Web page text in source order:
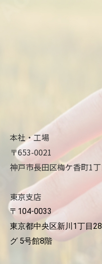
本社・工場
〒653-0021
神戸市長田区梅ケ香町1
東京支店
〒104-0033
東京都中央区新川1丁目
グ 5号館8階